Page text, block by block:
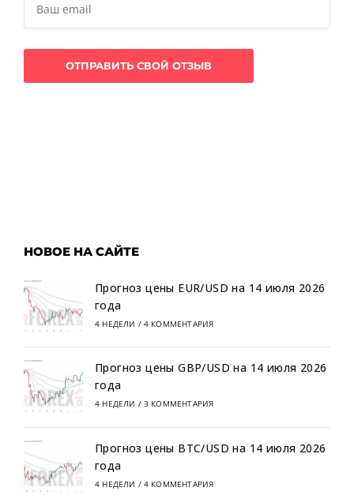
НОВОЕ НА САЙТЕ
Прогноз цены EUR/USD на 14 июля 2026
года
4 НЕДЕЛИ / 4 КОММЕНТАРИЯ
Прогноз цены GBP/USD на 14 июля 2026
года
4 НЕДЕЛИ / 3 КОММЕНТАРИЯ
Прогноз цены BTC/USD на 14 июля 2026
года
4 НЕДЕЛИ / 4 КОММЕНТАРИЯ